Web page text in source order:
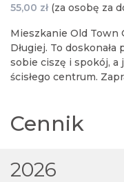
55,00 zł (za osobę za
Mieszkanie Old Town
Długiej. To
sobie ciszę i spokój, a
ścisłego centrum.
Cennik
2026